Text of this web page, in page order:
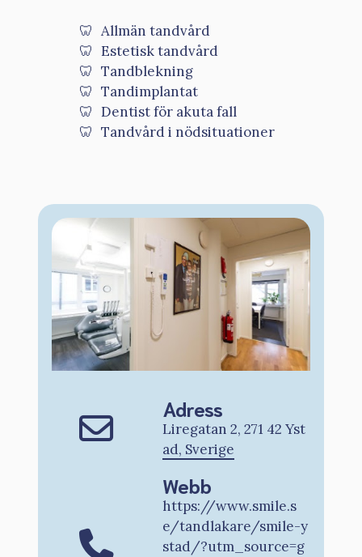
Allmän tandvård
Estetisk tandvård
Tandblekning
Tandimplantat
Dentist för akuta fall
Tandvård i nödsituationer
Adress
Liregatan 2, 271 42 Yst
ad, Sverige
Webb
https://www.smile.s
e/tandlakare/smile-y
stad/?utm_source=g